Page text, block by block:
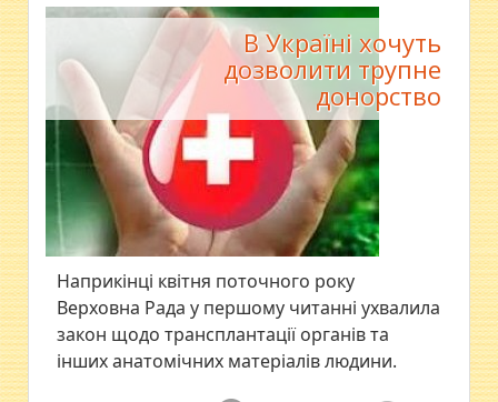
В Україні хочуть
дозволити трупне
донорство
Наприкінці квітня поточного року
Верховна Рада у першому читанні ухвалила
закон щодо трансплантації органів та
інших анатомічних матеріалів людини.